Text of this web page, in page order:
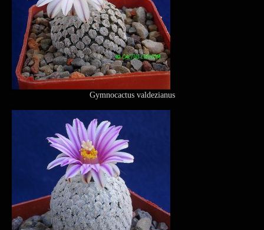
Gymnocactus valdezianus